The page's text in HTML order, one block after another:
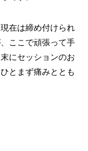
在は締め付けられ
ここで頑張って手
にセッションのお
とまず痛みととも